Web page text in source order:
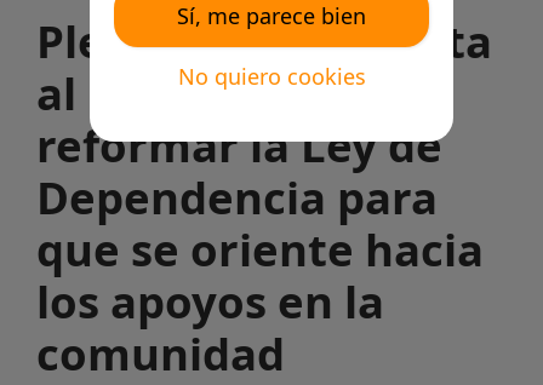
Plena inclusión insta
al Gobierno a
reformar la Ley de
Dependencia para
que se oriente hacia
los apoyos en la
comunidad
Sí, me parece bien
No quiero cookies